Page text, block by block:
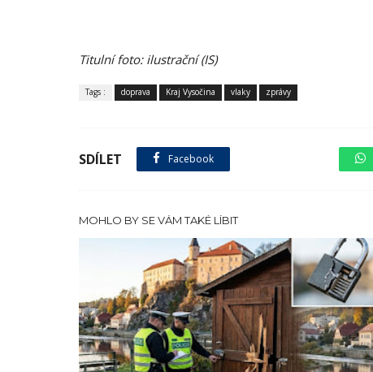
Titulní foto: ilustrační (IS)
Tags : doprava Kraj Vysočina vlaky zprávy
SDÍLET Facebook
MOHLO BY SE VÁM TAKÉ LÍBIT